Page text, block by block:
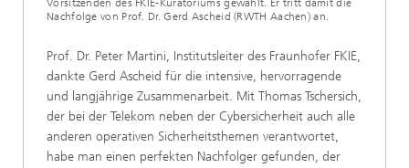
Vorsitzenden des FKIE-Kuratoriums gewählt. Er tritt damit die
Nachfolge von Prof. Dr. Gerd Ascheid (RWTH Aachen) an.
Prof. Dr. Peter Martini, Institutsleiter des Fraunhofer FKIE,
dankte Gerd Ascheid für die intensive, hervorragende
und langjährige Zusammenarbeit. Mit Thomas Tschersich,
der bei der Telekom neben der Cybersicherheit auch alle
anderen operativen Sicherheitsthemen verantwortet,
habe man einen perfekten Nachfolger gefunden, der